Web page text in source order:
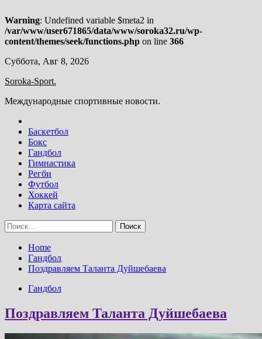
Warning: Undefined variable $meta2 in
/var/www/user671865/data/www/soroka32.ru/wp-
content/themes/seek/functions.php on line 366
Skip
content
Суббота, Авг 8, 2026
Soroka-Sport.
Международные спортивные новости.
Баскетбол
Бокс
Гандбол
Гимнастика
Регби
Футбол
Хоккей
Карта сайта
Найти:
Home
Гандбол
Поздравляем Таланта Дуйшебаева
Гандбол
Поздравляем Таланта Дуйшебаева